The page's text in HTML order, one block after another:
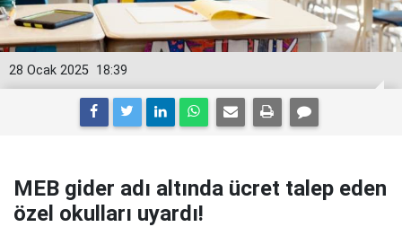
18:39
28 Ocak 2025
MEB gider adı altında ücret talep eden
özel okulları uyardı!